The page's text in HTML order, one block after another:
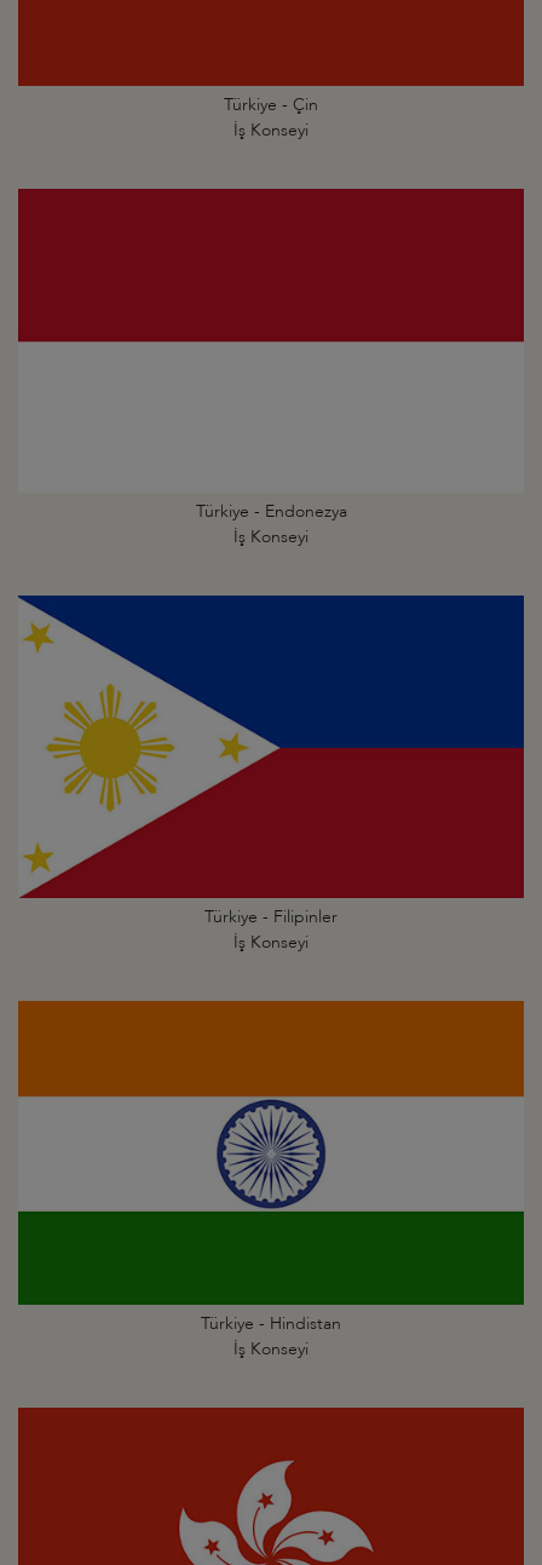
Türkiye - Çin
İş Konseyi
Türkiye - Endonezya
İş Konseyi
Türkiye - Filipinler
İş Konseyi
Türkiye - Hindistan
İş Konseyi